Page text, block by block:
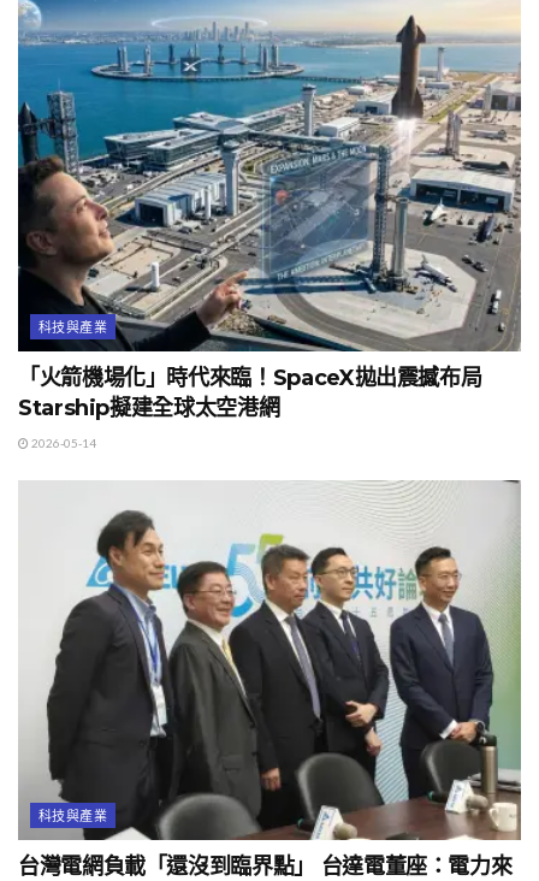
科技與產業
「火箭機場化」時代來臨！SpaceX拋出震撼布局
Starship擬建全球太空港網
2026-05-14
科技與產業
台灣電網負載「還沒到臨界點」 台達電董座：電力來